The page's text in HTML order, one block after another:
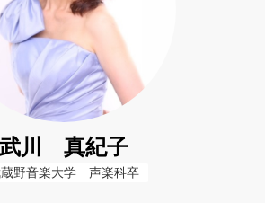
武川 真紀子
野音楽大学　声楽科卒